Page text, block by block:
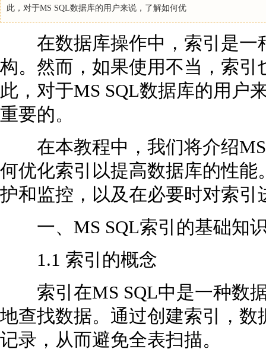
此，对于MS SQL数据库的用户来说，了解如何优
在数据库操作中，索引是一
构。然而，如果使用不当，索
此，对于MS SQL数据库的用户
重要的。
在本教程中，我们将介绍MS
何优化索引以提高数据库的性
护和监控，以及在必要时对索引
一、MS SQL索引的基础知
1.1 索引的概念
索引在MS SQL中是一种数
地查找数据。通过创建索引，
记录，从而避免全表扫描。